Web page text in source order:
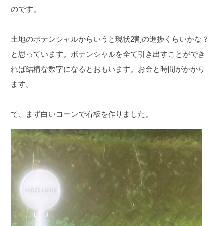
のです。
土地のポテンシャルからいうと現状2割の進捗くらいかな？
と思っています。ポテンシャルを全て引き出すことができ
れば結構な数字になるとおもいます。お金と時間がかかり
ます。
で、まず白いコーンで看板を作りました。